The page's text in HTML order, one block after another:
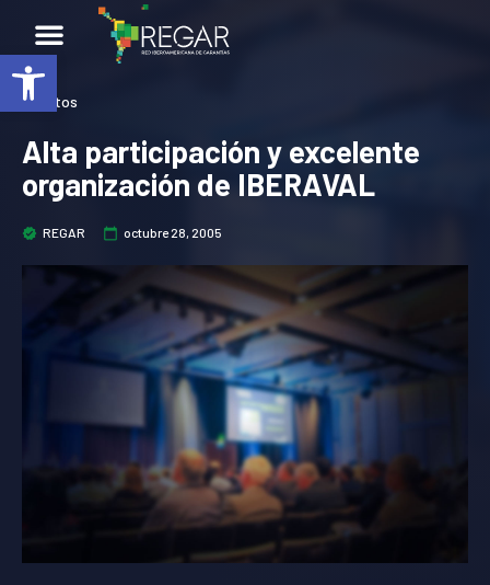
Abrir barra de herramientas
Eventos
Alta participación y excelente
organización de IBERAVAL
REGAR octubre 28, 2005